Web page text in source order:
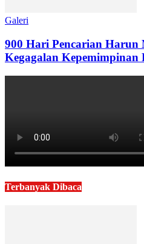
Galeri
900 Hari Pencarian
Kegagalan
Terbanyak Dibaca